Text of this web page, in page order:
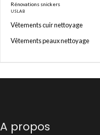
Rénovations snickers
USLAB
Vêtements cuir nettoyage
Vêtements peaux nettoyage
A propos